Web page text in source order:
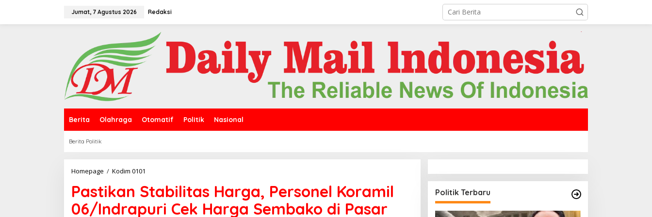
Jumat, 7 Agustus 2026 Redaksi
Berita Olahraga Otomatif Politik Nasional
Berita Politik
Homepage / Kodim 0101
s
t
i
k
Pastikan Stabilitas Harga, Personel Koramil
06/Indrapuri Cek Harga Sembako di Pasar
Politik Terbaru